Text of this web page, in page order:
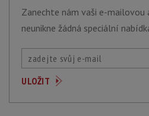
Zanechte nám vaši e-mailovou
neunikne žádná speciální